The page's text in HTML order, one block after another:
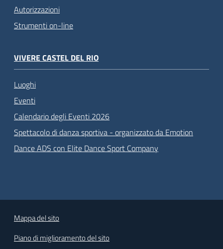
Autorizzazioni
Strumenti on-line
VIVERE CASTEL DEL RIO
Luoghi
Eventi
Calendario degli Eventi 2026
Spettacolo di danza sportiva - organizzato da Emotion
Dance ADS con Elite Dance Sport Company
Mappa del sito
Piano di miglioramento del sito